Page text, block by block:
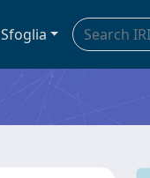
Sfoglia